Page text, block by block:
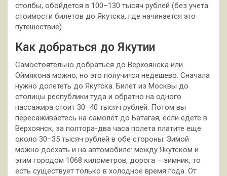
столбы, обойдется в 100–130 тысяч рублей (без учета
стоимости билетов до Якутска, где начинается это
путешествие).
Как добраться до Якутии
Самостоятельно добраться до Верхоянска или
Оймякона можно, но это получится недешево. Сначала
нужно долететь до Якутска. Билет из Москвы до
столицы республики туда и обратно на одного
пассажира стоит 30–40 тысяч рублей. Потом вы
пересаживаетесь на самолет до Батагая, если едете в
Верхоянск, за полтора-два часа полета платите еще
около 30–35 тысяч рублей в обе стороны. Зимой
можно доехать и на автомобиле: между Якутском и
этим городом 1068 километров, дорога – зимник, то
есть существует только в холодное время года. От